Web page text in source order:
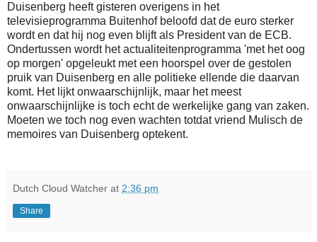
Duisenberg heeft gisteren overigens in het
televisieprogramma Buitenhof beloofd dat de euro sterker
wordt en dat hij nog even blijft als President van de ECB.
Ondertussen wordt het actualiteitenprogramma 'met het oog
op morgen' opgeleukt met een hoorspel over de gestolen
pruik van Duisenberg en alle politieke ellende die daarvan
komt. Het lijkt onwaarschijnlijk, maar het meest
onwaarschijnlijke is toch echt de werkelijke gang van zaken.
Moeten we toch nog even wachten totdat vriend Mulisch de
memoires van Duisenberg optekent.
Dutch Cloud Watcher at 2:36 pm
Share